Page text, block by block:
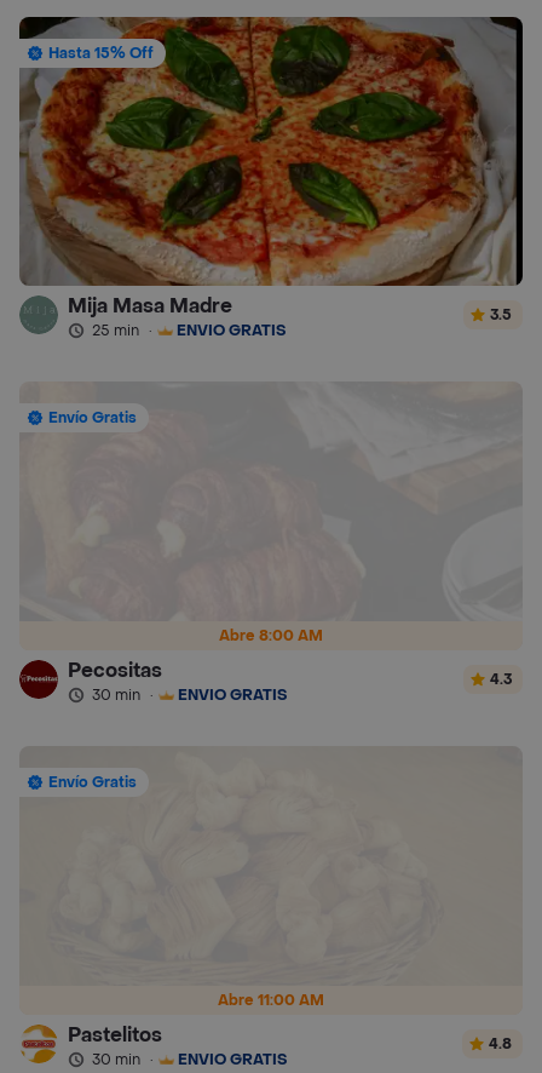
Hasta 15% Off
Mija Masa Madre
25 min · ENVÍO GRATIS
3.5
Abre 8:00 AM
Envío Gratis
Pecositas
30 min · ENVÍO GRATIS
4.3
Abre 11:00 AM
Envío Gratis
Pastelitos
30 min · ENVÍO GRATIS
4.8